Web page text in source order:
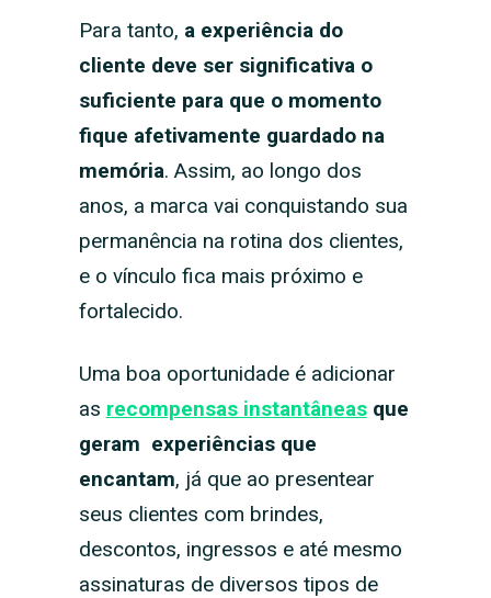
Para tanto, a experiência do
cliente deve ser significativa o
suficiente para que o momento
fique afetivamente guardado na
memória. Assim, ao longo dos
anos, a marca vai conquistando sua
permanência na rotina dos clientes,
e o vínculo fica mais próximo e
fortalecido.
Uma boa oportunidade é adicionar
as recompensas instantâneas que
geram experiências que
encantam, já que ao presentear
seus clientes com brindes,
descontos, ingressos e até mesmo
assinaturas de diversos tipos de